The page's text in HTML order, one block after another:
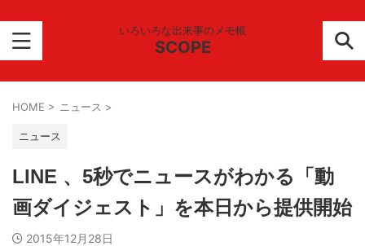
いろいろな出来事のメモ帳
SCOPE
HOME > ニュース >
ニュース
LINE 、5秒でニュースがわかる「動
画ダイジェスト」を本日から提供開始
2015年12月28日